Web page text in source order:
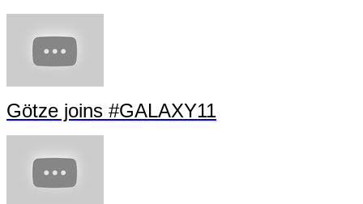
Götze joins #GALAXY11